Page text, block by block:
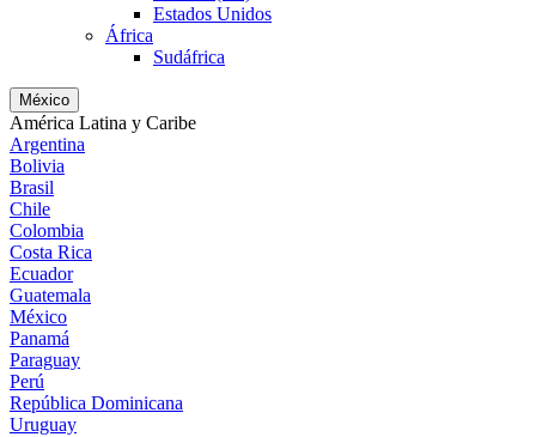
Estados Unidos
África
Sudáfrica
México
América Latina y Caribe
Argentina
Bolivia
Brasil
Chile
Colombia
Costa Rica
Ecuador
Guatemala
México
Panamá
Paraguay
Perú
República Dominicana
Uruguay